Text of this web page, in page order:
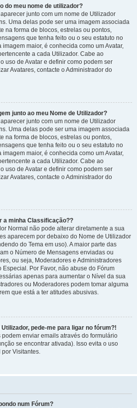
do meu nome de utilizador?
junto com um nome de Utilizador
Uma delas pode ser uma imagem associada
na forma de blocos, estrelas ou pontos,
que tenha feito ou o seu estatuto no
imagem maior, é conhecida como um Avatar,
a cada Utilizador. Cabe ao
uso de Avatar e definir como podem ser
Avatares, contacte o Administrador do
junto ao meu Nome de Utilizador?
junto com um nome de Utilizador
Uma delas pode ser uma imagem associada
na forma de blocos, estrelas ou pontos,
que tenha feito ou o seu estatuto no
imagem maior, é conhecida como um Avatar,
a cada Utilizador. Cabe ao
uso de Avatar e definir como podem ser
Avatares, contacte o Administrador do
a minha Classificação??
Normal não pode alterar diretamente a sua
aparecem por debaixo do Nome de Utilizador
do Tema em uso). A maior parte das
o Número de Mensagens enviadas ou
ou seja, Moderadores e Administradores
Por Favor, não abuse do Fórum
apenas para aumentar o Nível da sua
ou Moderadores podem tomar alguma
que está a ter atitudes abusivas.
pede-me para ligar no fórum?!
enviar emails através do formulário
se encontrar ativada). Isso evita o uso
Visitantes.
num Fórum?